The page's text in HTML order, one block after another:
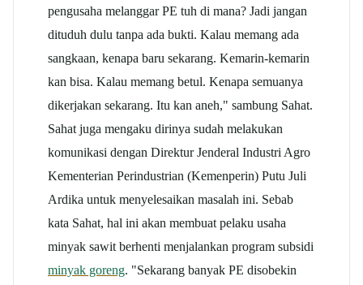
pengusaha melanggar PE tuh di mana? Jadi jangan
dituduh dulu tanpa ada bukti. Kalau memang ada
sangkaan, kenapa baru sekarang. Kemarin-kemarin
kan bisa. Kalau memang betul. Kenapa semuanya
dikerjakan sekarang. Itu kan aneh," sambung Sahat.
Sahat juga mengaku dirinya sudah melakukan
komunikasi dengan Direktur Jenderal Industri Agro
Kementerian Perindustrian (Kemenperin) Putu Juli
Ardika untuk menyelesaikan masalah ini. Sebab
kata Sahat, hal ini akan membuat pelaku usaha
minyak sawit berhenti menjalankan program subsidi
minyak goreng. "Sekarang banyak PE disobekin